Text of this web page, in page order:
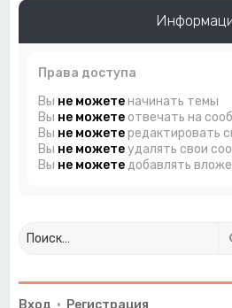
Права доступа
Вы не можетеначинать темы
Вы не можетеотвечать на
Вы не можетередактировать
Вы не можетеудалять свои
Вы не можетедобавлять
Вход • Регистрация